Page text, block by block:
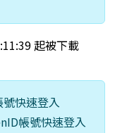
起被下載
快速登入
帳號快速登入